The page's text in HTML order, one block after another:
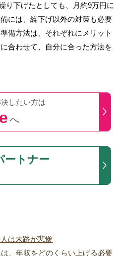
り下げたとしても、月約9万円に
には、繰下げ以外の対策も必要
備方法は、それぞれにメリット
合わせて、自分に合った方法を
したい方は
へ
ートナー
は末路が悲惨
、年収をどのくらい上げる必要